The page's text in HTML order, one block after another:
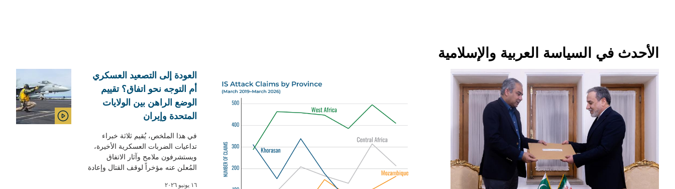
الأحدث في السياسة العربية والإسلامية
VIDEO
العودة إلى التصعيد العسكري
أم التوجه نحو اتفاق؟ تقييم
الوضع الراهن بين الولايات
المتحدة وإيران
في هذا الملخص، يُقيم ثلاثة خبراء
تداعيات الضربات العسكرية الأخيرة،
ويستشرفون ملامح وآثار الاتفاق
المُعلن عنه مؤخراً لوقف القتال وإعادة
١٦ يونيو ٢٠٢٦